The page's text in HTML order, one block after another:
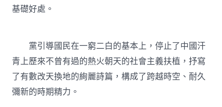
基礎好處。
黨引導國民在一窮二白的基本上，停止了中國汗
青上歷來不曾有過的熱火朝天的社會主義扶植，抒寫
了有數改天換地的絢麗詩篇，構成了跨越時空、耐久
彌新的時期精力。